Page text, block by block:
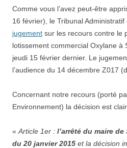
Comme vous l’avez peut-être
16 février), le Tribunal
jugement sur les recours contre le
lotissement commercial Oxylane à
jeudi 15 février dernier. Le
l’audience du 14 décembre Z017
Concernant notre recours (porté
Environnement) la décision est
« Article 1er : l’arrêté du maire
du 20 janvier 2015 et la décision